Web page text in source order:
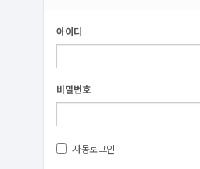
아이디
비밀번호
자동로그인